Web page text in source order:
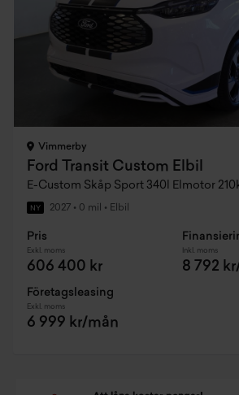
Vimmerby
Ford Transit Custom Elbil
NY 2027 • 0 mil • Elbil
Pris
Exkl. moms
606 400 kr
Inkl. moms
8 792
Företagsleasing
Exkl. moms
6 999 kr/mån